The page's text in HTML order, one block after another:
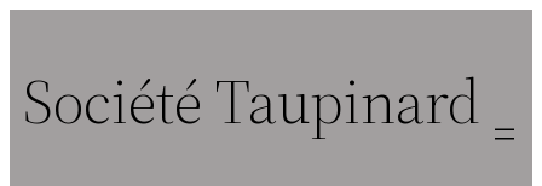
contenu
Société Taupinard